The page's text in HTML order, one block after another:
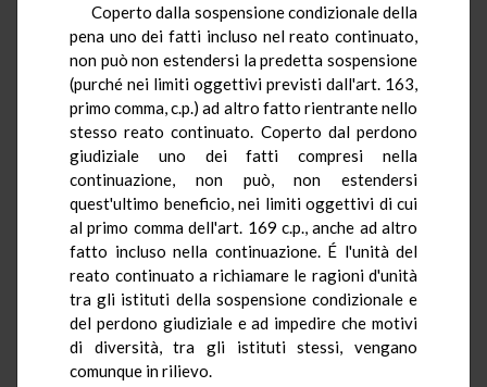
Coperto dalla sospensione condizionale della
pena uno dei fatti incluso nel reato continuato,
non può non estendersi la predetta sospensione
(purché nei limiti oggettivi previsti dall'art. 163,
primo comma, c.p.) ad altro fatto rientrante nello
stesso reato continuato. Coperto dal perdono
giudiziale uno dei fatti compresi nella
continuazione, non può, non estendersi
quest'ultimo beneficio, nei limiti oggettivi di cui
al primo comma dell'art. 169 c.p., anche ad altro
fatto incluso nella continuazione. É l'unità del
reato continuato a richiamare le ragioni d'unità
tra gli istituti della sospensione condizionale e
del perdono giudiziale e ad impedire che motivi
di diversità, tra gli istituti stessi, vengano
comunque in rilievo.